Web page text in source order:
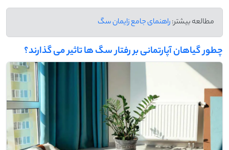
مطالعه بیشتر:راهنمای جامع زایمان سگ
چطور گیاهان آپارتمانی بر رفتار سگ ‌ها تاثیر می‌ گذارند؟